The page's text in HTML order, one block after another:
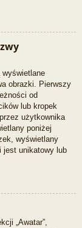
wyświetlane
obrazki. Pierwszy
od
lub kropek
użytkownika
poniżej
wyświetlany
jest unikatowy lub
„Awatar”,